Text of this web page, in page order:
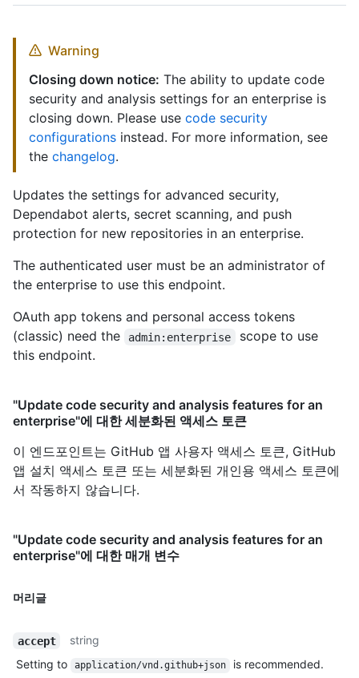
Warning
Closing down notice: The ability to update code
security and analysis settings for an enterprise is
closing down. Please use code security
configurations instead. For more information, see
the changelog.
Updates the settings for advanced security,
Dependabot alerts, secret scanning, and push
protection for new repositories in an enterprise.
The authenticated user must be an administrator of
the enterprise to use this endpoint.
OAuth app tokens and personal access tokens
(classic) need the
admin:enterprise
scope to use
this endpoint.
"Update code security and analysis features for an
enterprise"에 대한 세분화된 액세스 토큰
이 엔드포인트는 GitHub 앱 사용자 액세스 토큰, GitHub
앱 설치 액세스 토큰 또는 세분화된 개인용 액세스 토큰에
서 작동하지 않습니다.
"Update code security and analysis features for an
enterprise"에 대한 매개 변수
머리글
accept
string
Setting to
application/vnd.github+json is recommended.